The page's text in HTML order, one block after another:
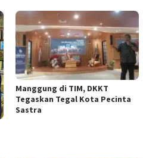
Manggung di TIM, DKKT
Tegaskan Tegal Kota Pecinta
Sastra